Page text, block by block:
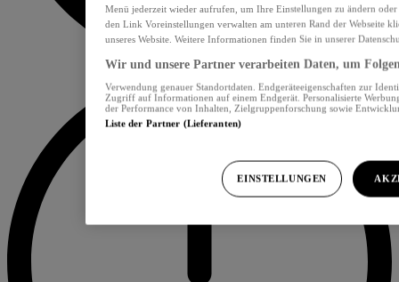
Menü jederzeit wieder aufrufen, um Ihre Einstellungen zu ändern
den Link Voreinstellungen verwalten am unteren Rand der Webseite
unseres Website. Weitere Informationen finden Sie in unserer
Wir und unsere Partner verarbeiten Daten, um
Verwendung genauer Standortdaten. Endgeräteeigenschaften zur
Zugriff auf Informationen auf einem Endgerät. Personalisierte
der Performance von Inhalten, Zielgruppenforschung sowie
Liste der Partner (Lieferanten)
EINSTELLUNGEN